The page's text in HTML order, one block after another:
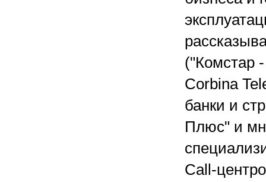
("Комстар
Corbina
банки и
Плюс" и
Call-